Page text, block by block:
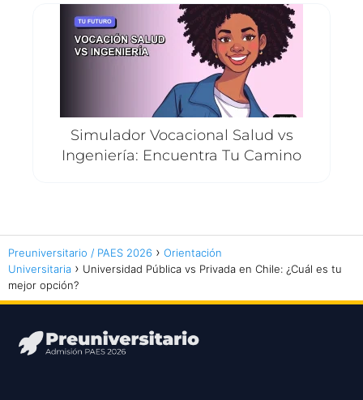
Simulador Vocacional Salud vs
Ingeniería: Encuentra Tu Camino
Preuniversitario / PAES 2026
Orientación
Universitaria
Universidad Pública vs Privada en Chile: ¿Cuál es tu
mejor opción?